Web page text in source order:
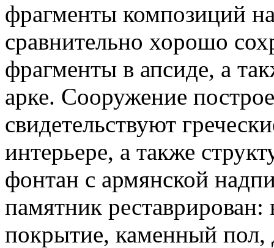
фрагменты композиций
сравнительно хорошо
фрагменты в апсиде, а
арке. Сооружение
свидетельствуют
интерьере, а также
фонтан с армянской
памятник
покрытие, каменный пол,